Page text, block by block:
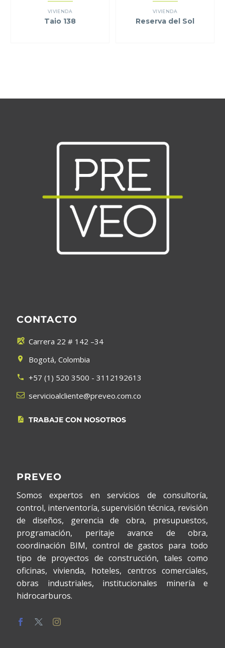
VIVIENDA
Taio 138
VIVIENDA
Reserva del Sol
CONTACTO

 Carrera 22 # 142 –34

 Bogotá, Colombia

 +57 (1) 520 3500 - 3112192613

 servicioalcliente@preveo.com.co

 TRABAJE CON NOSOTROS
PREVEO
Somos expertos en servicios de consultoría,
control, interventoría, supervisión técnica, revisión
de diseños, gerencia de obra, presupuestos,
programación, peritaje avance de obra,
coordinación BIM, control de gastos para todo
tipo de proyectos de construcción, tales como
oficinas, vivienda, hoteles, centros comerciales,
obras industriales, institucionales minería e
hidrocarburos.